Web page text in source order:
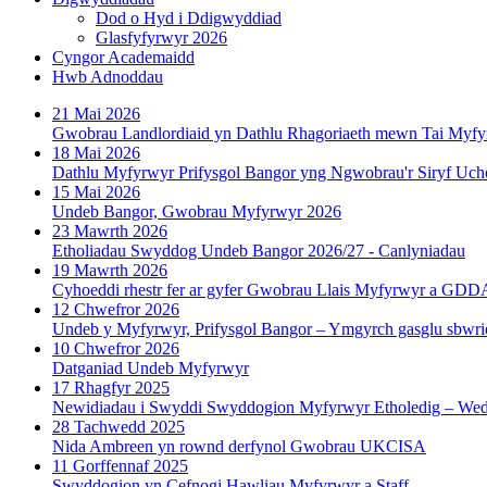
Dod o Hyd i Ddigwyddiad
Glasfyfyrwyr 2026
Cyngor Academaidd
Hwb Adnoddau
21 Mai 2026
Gwobrau Landlordiaid yn Dathlu Rhagoriaeth mewn Tai
18 Mai 2026
Dathlu Myfyrwyr Prifysgol Bangor yng Ngwobrau'r Siryf
15 Mai 2026
Undeb Bangor, Gwobrau Myfyrwyr 2026
23 Mawrth 2026
Etholiadau Swyddog Undeb Bangor 2026/27 - Canlyniadau
19 Mawrth 2026
Cyhoeddi rhestr fer ar gyfer Gwobrau Llais Myfyrwyr a
12 Chwefror 2026
Undeb y Myfyrwyr, Prifysgol Bangor – Ymgyrch gasglu
10 Chwefror 2026
Datganiad Undeb Myfyrwyr
17 Rhagfyr 2025
Newidiadau i Swyddi Swyddogion Myfyrwyr Etholedig –
28 Tachwedd 2025
Nida Ambreen yn rownd derfynol Gwobrau UKCISA
11 Gorffennaf 2025